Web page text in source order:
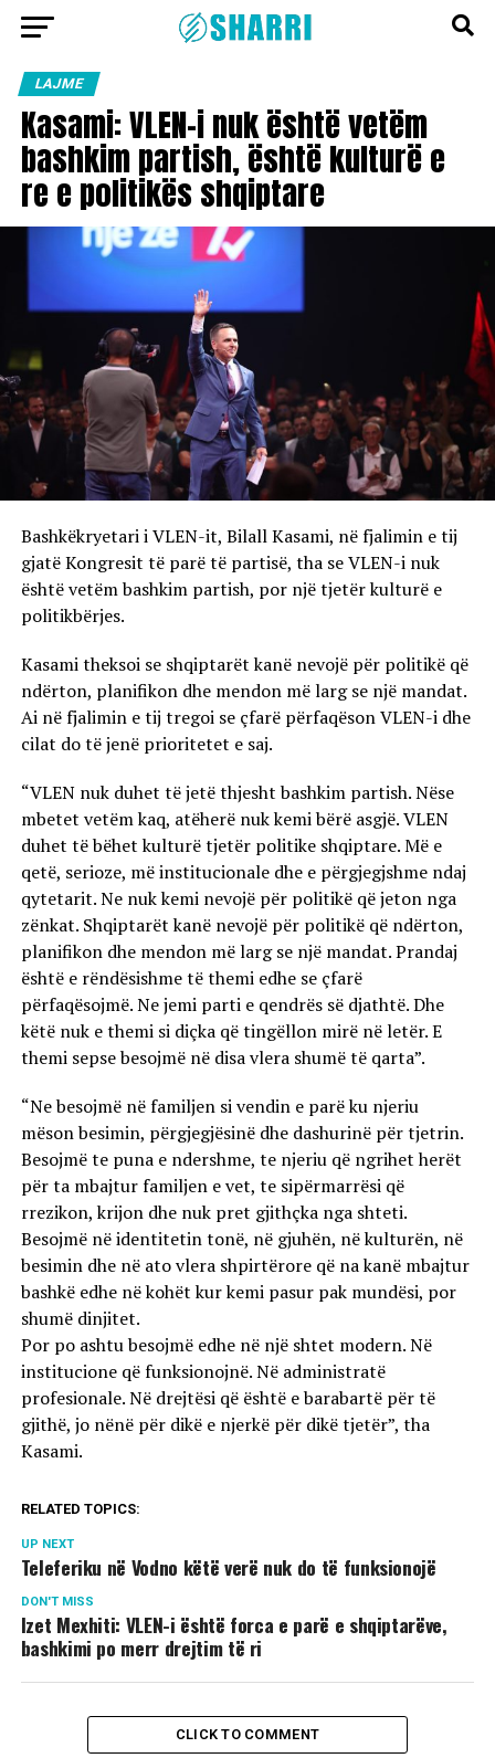
LAJME
Kasami: VLEN-i nuk është vetëm
bashkim partish, është kulturë e
re e politikës shqiptare
Bashkëkryetari i VLEN-it, Bilall Kasami, në fjalimin e tij
gjatë Kongresit të parë të partisë, tha se VLEN-i nuk
është vetëm bashkim partish, por një tjetër kulturë e
politikbërjes.
Kasami theksoi se shqiptarët kanë nevojë për politikë që
ndërton, planifikon dhe mendon më larg se një mandat.
Ai në fjalimin e tij tregoi se çfarë përfaqëson VLEN-i dhe
cilat do të jenë prioritetet e saj.
“VLEN nuk duhet të jetë thjesht bashkim partish. Nëse
mbetet vetëm kaq, atëherë nuk kemi bërë asgjë. VLEN
duhet të bëhet kulturë tjetër politike shqiptare. Më e
qetë, serioze, më institucionale dhe e përgjegjshme ndaj
qytetarit. Ne nuk kemi nevojë për politikë që jeton nga
zënkat. Shqiptarët kanë nevojë për politikë që ndërton,
planifikon dhe mendon më larg se një mandat. Prandaj
është e rëndësishme të themi edhe se çfarë
përfaqësojmë. Ne jemi parti e qendrës së djathtë. Dhe
këtë nuk e themi si diçka që tingëllon mirë në letër. E
themi sepse besojmë në disa vlera shumë të qarta”.
“Ne besojmë në familjen si vendin e parë ku njeriu
mëson besimin, përgjegjësinë dhe dashurinë për tjetrin.
Besojmë te puna e ndershme, te njeriu që ngrihet herët
për ta mbajtur familjen e vet, te sipërmarrësi që
rrezikon, krijon dhe nuk pret gjithçka nga shteti.
Besojmë në identitetin tonë, në gjuhën, në kulturën, në
besimin dhe në ato vlera shpirtërore që na kanë mbajtur
bashkë edhe në kohët kur kemi pasur pak mundësi, por
shumë dinjitet.
Por po ashtu besojmë edhe në një shtet modern. Në
institucione që funksionojnë. Në administratë
profesionale. Në drejtësi që është e barabartë për të
gjithë, jo nënë për dikë e njerkë për dikë tjetër”, tha
Kasami.
RELATED TOPICS:
UP NEXT
Teleferiku në Vodno këtë verë nuk do të funksionojë
DON'T MISS
Izet Mexhiti: VLEN-i është forca e parë e shqiptarëve,
bashkimi po merr drejtim të ri
CLICK TO COMMENT